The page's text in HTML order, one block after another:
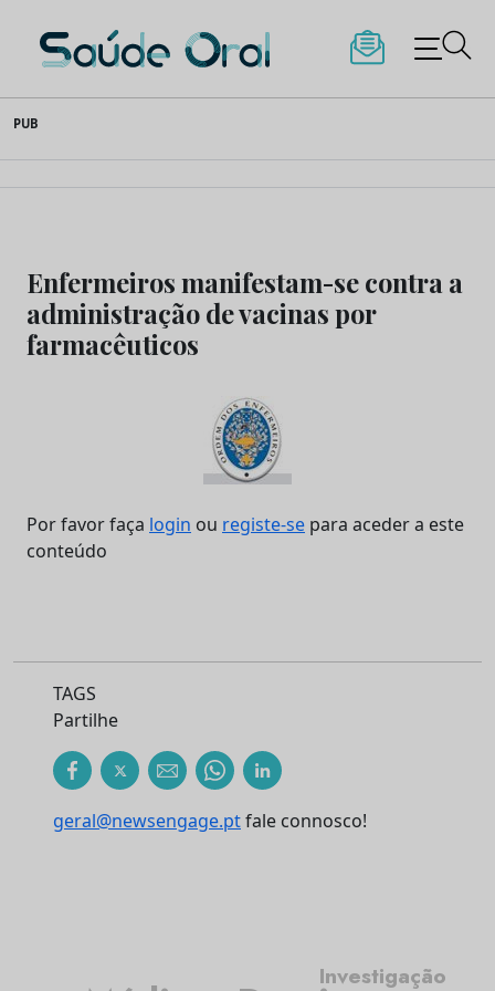
to
content
Saúde Oral
PUB
Enfermeiros manifestam-se contra a
administração de vacinas por
farmacêuticos
Por favor faça login ou registe-se para aceder a este
conteúdo
TAGS
Partilhe
geral@newsengage.ptfale connosco!
Investigação